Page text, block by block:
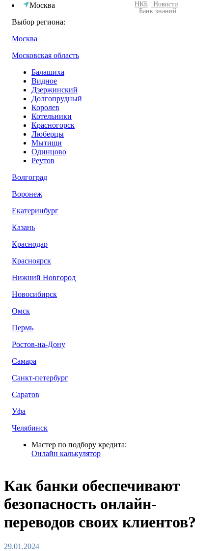
Москва
Выбор региона:
Москва
Московская область
Балашиха
Видное
Дзержинский
Долгопрудный
Королев
Котельники
Красногорск
Люберцы
Мытищи
Одинцово
Реутов
Волгоград
Воронеж
Екатеринбург
Казань
Краснодар
Красноярск
Нижний Новгород
Новосибирск
Омск
Пермь
Ростов-на-Дону
Самара
Санкт-петербург
Саратов
Уфа
Челябинск
Мастер по подбору кредита:
Онлайн калькулятор
НКБ
Новости
Банк знаний
Как банки обеспечивают
безопасность онлайн-
переводов своих клиентов?
29.01.2024